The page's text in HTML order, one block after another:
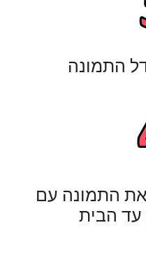
התמונה
את התמונה עם
עד הבית